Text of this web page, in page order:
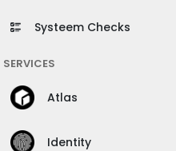
Systeem Checks
SERVICES
Atlas
Identity